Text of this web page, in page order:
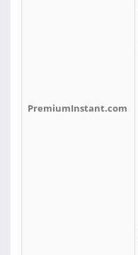
PremiumInstant.com